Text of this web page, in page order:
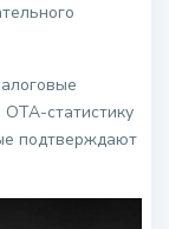
статистику
подтверждают